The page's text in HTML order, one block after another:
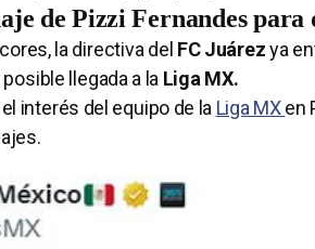
de Pizzi Fernandes
la directiva del FC Juárezya
llegada a la Liga MX.
interés del equipo de la Liga MXen